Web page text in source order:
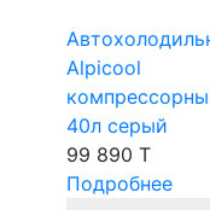
Alpicool
40л серый
99 890 T
Подробнее